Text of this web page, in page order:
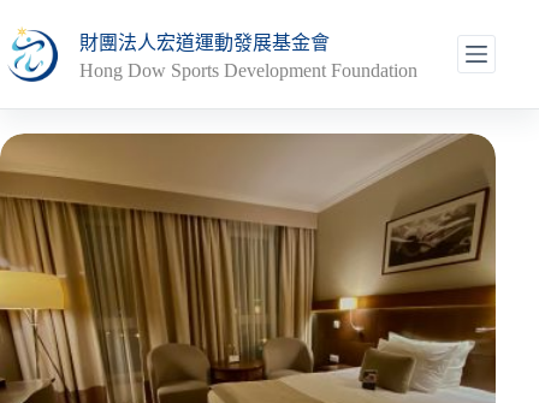
至
主
內
容
財團法人宏道運動發展基金會
Hong Dow Sports Development Foundation